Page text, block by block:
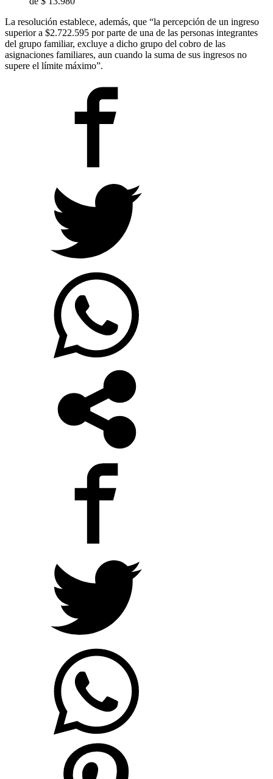
La resolución establece, además, que “la percepción de un ingreso
superior a $2.722.595 por parte de una de las personas integrantes
del grupo familiar, excluye a dicho grupo del cobro de las
asignaciones familiares, aun cuando la suma de sus ingresos no
supere el límite máximo”.